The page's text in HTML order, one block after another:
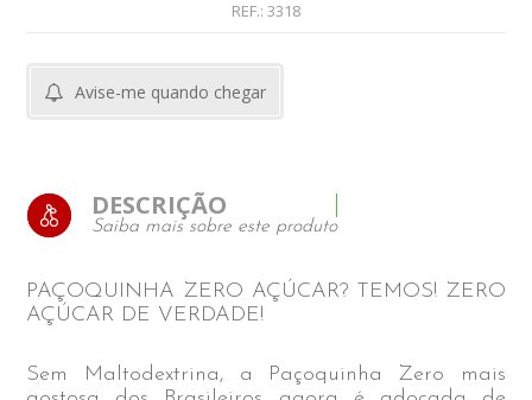
REF.: 3318
Avise-me quando chegar
DESCRIÇÃO
Saiba mais sobre este produto
PAÇOQUINHA ZERO AÇÚCAR? TEMOS! ZERO
AÇÚCAR DE VERDADE!
Sem Maltodextrina, a Paçoquinha Zero mais